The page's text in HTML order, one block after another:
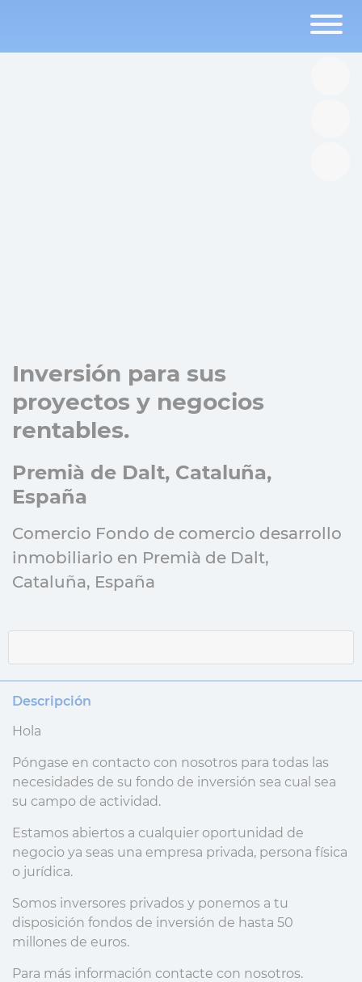
Inversión para sus
proyectos y negocios
rentables.
Premià de Dalt, Cataluña,
España
Comercio Fondo de comercio desarrollo
inmobiliario en Premià de Dalt,
Cataluña, España
Descripción
Hola
Póngase en contacto con nosotros para todas las
necesidades de su fondo de inversión sea cual sea
su campo de actividad.
Estamos abiertos a cualquier oportunidad de
negocio ya seas una empresa privada, persona física
o jurídica.
Somos inversores privados y ponemos a tu
disposición fondos de inversión de hasta 50
millones de euros.
Para más información contacte con nosotros.